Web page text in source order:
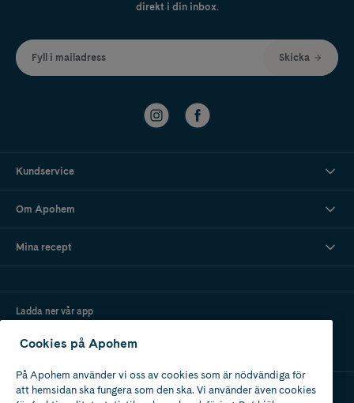
direkt i din inbox.
Fyll i mailadress Skicka
Kundservice
Om Apohem
Mina recept
Ladda ner vår app
Cookies på Apohem
På Apohem använder vi oss av cookies som är nödvändiga för
att hemsidan ska fungera som den ska. Vi använder även cookies